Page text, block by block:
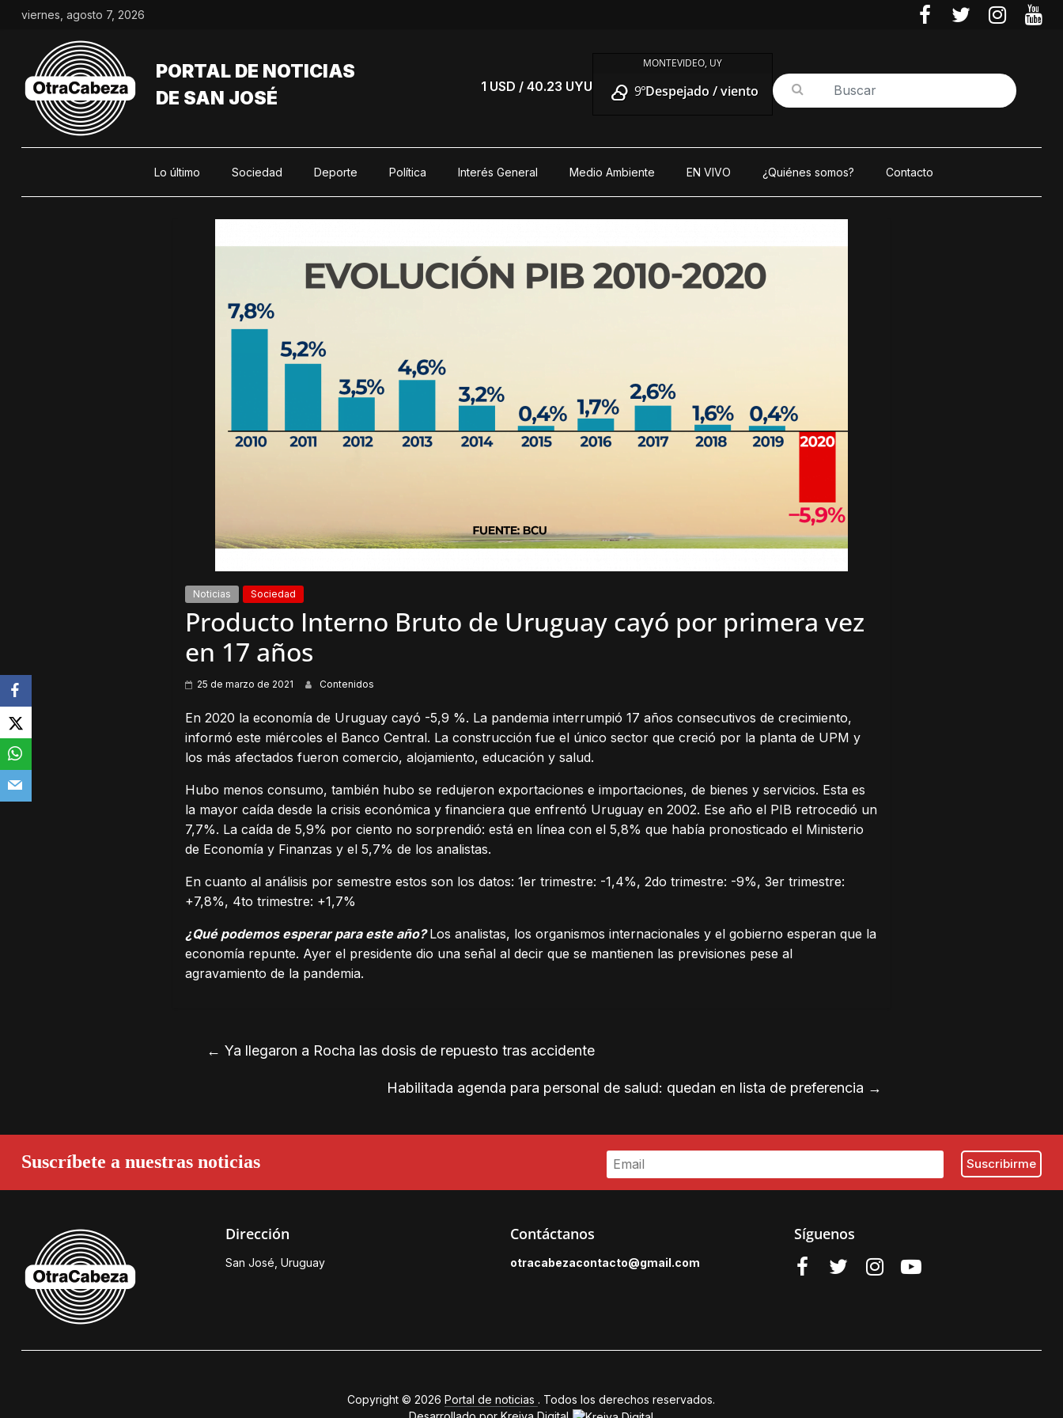
Saltar
contenido
viernes, agosto 7, 2026
PORTAL DE NOTICIAS
DE SAN JOSÉ
1 USD / 40.23 UYU
MONTEVIDEO, UY
9°Despejado / viento
Lo último Sociedad Deporte Política Interés General Medio Ambiente EN VIVO ¿Quiénes somos? Contacto
Noticias Sociedad
Producto Interno Bruto de Uruguay cayó por primera vez
en 17 años
25 de marzo de 2021 Contenidos
En 2020 la economía de Uruguay cayó -5,9 %. La pandemia interrumpió 17 años consecutivos de crecimiento,
informó este miércoles el Banco Central. La construcción fue el único sector que creció por la planta de UPM y
los más afectados fueron comercio, alojamiento, educación y salud.
Hubo menos consumo, también hubo se redujeron exportaciones e importaciones, de bienes y servicios. Esta es
la mayor caída desde la crisis económica y financiera que enfrentó Uruguay en 2002. Ese año el PIB retrocedió un
7,7%. La caída de 5,9% por ciento no sorprendió: está en línea con el 5,8% que había pronosticado el Ministerio
de Economía y Finanzas y el 5,7% de los analistas.
En cuanto al análisis por semestre estos son los datos: 1er trimestre: -1,4%, 2do trimestre: -9%, 3er trimestre:
+7,8%, 4to trimestre: +1,7%
¿Qué podemos esperar para este año?Los analistas, los organismos internacionales y el gobierno esperan que la
economía repunte. Ayer el presidente dio una señal al decir que se mantienen las previsiones pese al
agravamiento de la pandemia.
← Ya llegaron a Rocha las dosis de repuesto tras accidente
Habilitada agenda para personal de salud: quedan en lista de preferencia →
Suscríbete a nuestras noticias
Dirección
San José, Uruguay
Contáctanos
otracabezacontacto@gmail.com
Síguenos
Copyright © 2026Portal de noticias . Todos los derechos reservados.